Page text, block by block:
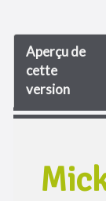
Aperçu de
cette
version